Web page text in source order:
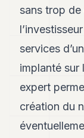
Andy
Andy
19
18
Andy
Andy
sans trop
services
implanté
expert
création du